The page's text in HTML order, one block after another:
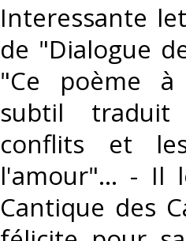
‎Interessante
de "Dialogue
"Ce poème
subtil
conflits et
l'amour"... - Il
Cantique des